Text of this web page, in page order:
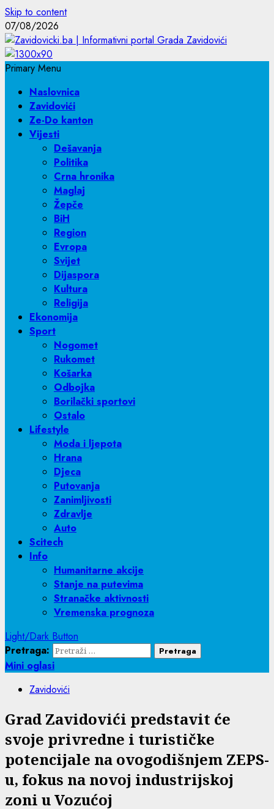
Skip to content
07/08/2026
Primary Menu
Naslovnica
Zavidovići
Ze-Do kanton
Vijesti
Dešavanja
Politika
Crna hronika
Maglaj
Žepče
BiH
Region
Evropa
Svijet
Dijaspora
Kultura
Religija
Ekonomija
Sport
Nogomet
Rukomet
Košarka
Odbojka
Borilački sportovi
Ostalo
Lifestyle
Moda i ljepota
Hrana
Djeca
Putovanja
Zanimljivosti
Zdravlje
Auto
Scitech
Info
Humanitarne akcije
Stanje na putevima
Stranačke aktivnosti
Vremenska prognoza
Light/Dark Button
Pretraga:
Mini oglasi
Zavidovići
Grad Zavidovići predstavit će
svoje privredne i turističke
potencijale na ovogodišnjem ZEPS-
u, fokus na novoj industrijskoj
zoni u Vozućoj